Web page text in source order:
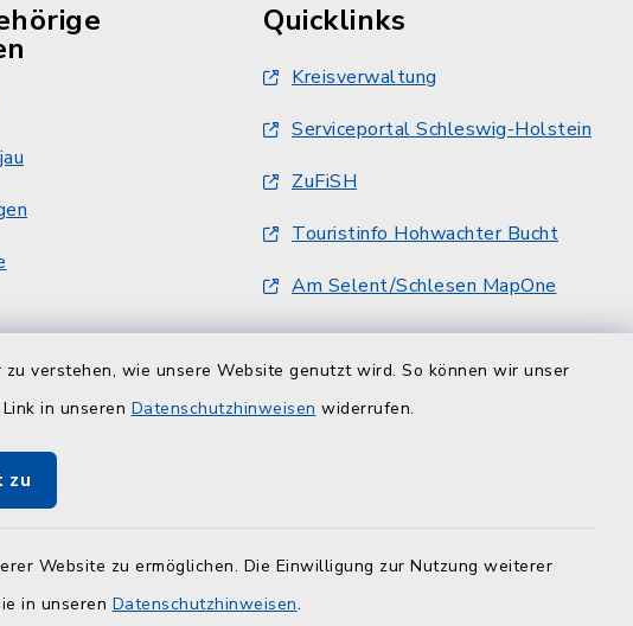
verstehen, wie unsere Website genutzt wird. So können wir unser
in unseren Datenschutzhinweisen widerrufen.
zu
Website zu ermöglichen. Die Einwilligung zur Nutzung weiterer
in unseren Datenschutzhinweisen.
Quicklinks
Kreisverwaltung
Serviceportal Schleswig-Holstein
ZuFiSH
Touristinfo Hohwachter Bucht
Am Selent/Schlesen MapOne